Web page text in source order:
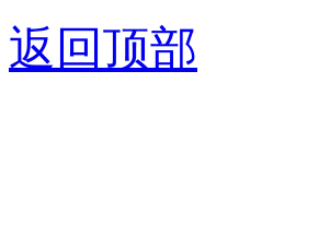
返回顶部